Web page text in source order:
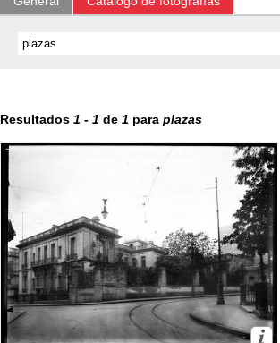
Resultados 1 - 1 de 1 para plazas